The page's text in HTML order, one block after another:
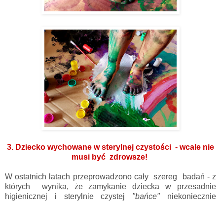
3. Dziecko wychowane w sterylnej czystości - wcale nie
musi być zdrowsze!
W ostatnich latach przeprowadzono cały szereg badań - z
których wynika, że zamykanie dziecka w przesadnie
higienicznej i sterylnie czystej "bańce"niekoniecznie